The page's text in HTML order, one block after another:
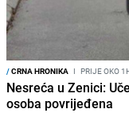
/CRNA HRONIKA I PRIJE OKO
Nesreća u Zenici:
osoba povrijeđena